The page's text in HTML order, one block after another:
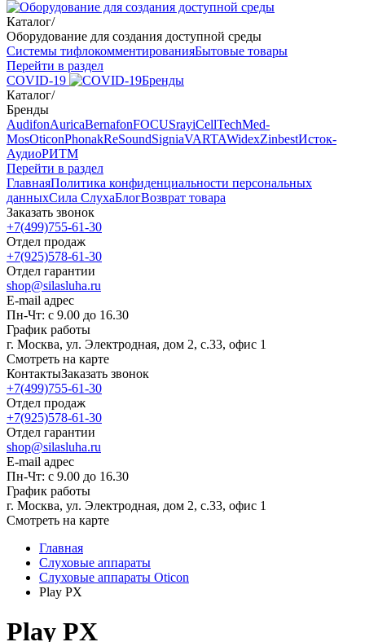
Каталог/
Оборудование для создания доступной среды
Системы тифлокомментированияБытовые товары
Перейти в раздел
COVID-19
Бренды
Каталог/
Бренды
AudifonAuricaBernafonFOCUSrayiCellTechMed-
MosOticonPhonakReSoundSigniaVARTAWidexZinbestИсток-
АудиоРИТМ
Перейти в раздел
ГлавнаяПолитика конфиденциальности персональных
данныхСила СлухаБлогВозврат товара
Заказать звонок
+7(499)755-61-30
Отдел продаж
+7(925)578-61-30
Отдел гарантии
shop@silasluha.ru
E-mail адрес
Пн-Чт: с 9.00 до 16.30
График работы
г. Москва, ул. Электродная, дом 2, с.33, офис 1
Смотреть на карте
КонтактыЗаказать звонок
+7(499)755-61-30
Отдел продаж
+7(925)578-61-30
Отдел гарантии
shop@silasluha.ru
E-mail адрес
Пн-Чт: с 9.00 до 16.30
График работы
г. Москва, ул. Электродная, дом 2, с.33, офис 1
Смотреть на карте
Главная
Слуховые аппараты
Слуховые аппараты Oticon
Play PX
Play PX